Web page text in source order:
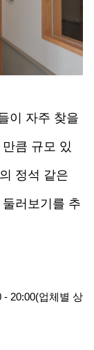
이 자주 찾을
큼 규모 있
정석 같은
러보기를 추
- 20:00(업체별 상